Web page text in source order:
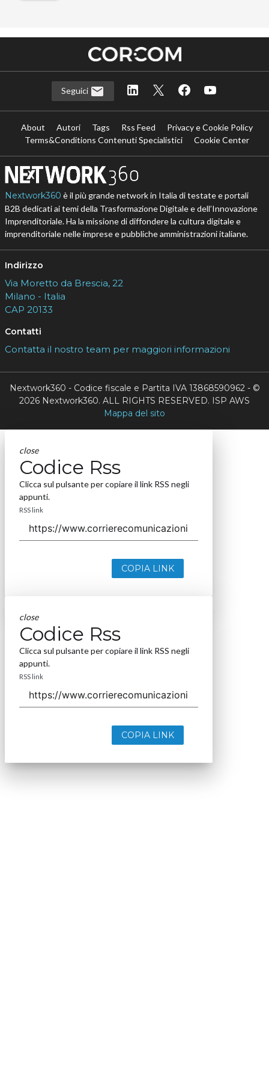
Seguici
About Autori Tags Rss Feed
Privacy e Cookie Policy
Terms&Conditions Contenuti Specialistici
Cookie Center
Nextwork360 è il più grande network in Italia di testate e portali
B2B dedicati ai temi della Trasformazione Digitale e dell’Innovazione
Imprenditoriale. Ha la missione di diffondere la cultura digitale e
imprenditoriale nelle imprese e pubbliche amministrazioni italiane.
Indirizzo
Via Moretto da Brescia, 22
Milano - Italia
CAP 20133
Contatti
Contatta il nostro team per maggiori informazioni
Nextwork360 - Codice fiscale e Partita IVA 13868590962 - ©
2026 Nextwork360. ALL RIGHTS RESERVED. ISP AWS
Mappa del sito
close
Codice Rss
Clicca sul pulsante per copiare il link RSS negli
appunti.
RSS link
COPIA LINK
close
Codice Rss
Clicca sul pulsante per copiare il link RSS negli
appunti.
RSS link
COPIA LINK